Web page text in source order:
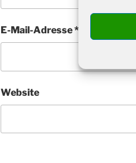
E-Mail-Adresse*
Website